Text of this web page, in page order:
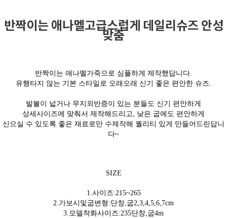
반짝이는 애나멜고급스럽게 데일리슈즈 안성
맞춤
반짝이는 애나멜가죽으로 심플하게 제작했답니다.
유행타지 않는 기본 스타일로 오래오래 신기 좋은 편안한 슈즈.
발볼이 넓거나 무지외반증이 있는 분들도 신기 편안하게
상세사이즈에 맞춰서 제작해드리고, 낮은 굽에도 편안하게
신으실 수 있도록 좋은 재료로만 수제작해 퀄리티 있게 만들어드린답니
다~
SIZE
1.사이즈:215~265
2.가보시및굽변형:단창,굽2,3,4,5,6,7cm
3.모델착화사이즈:235단창,굽4m